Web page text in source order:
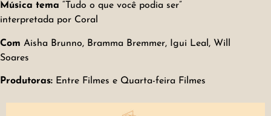
Música tema “Tudo o que você podia ser”
interpretada por Coral
Com Aisha Brunno, Bramma Bremmer, Igui Leal, Will
Soares
Produtoras: Entre Filmes e Quarta-feira Filmes